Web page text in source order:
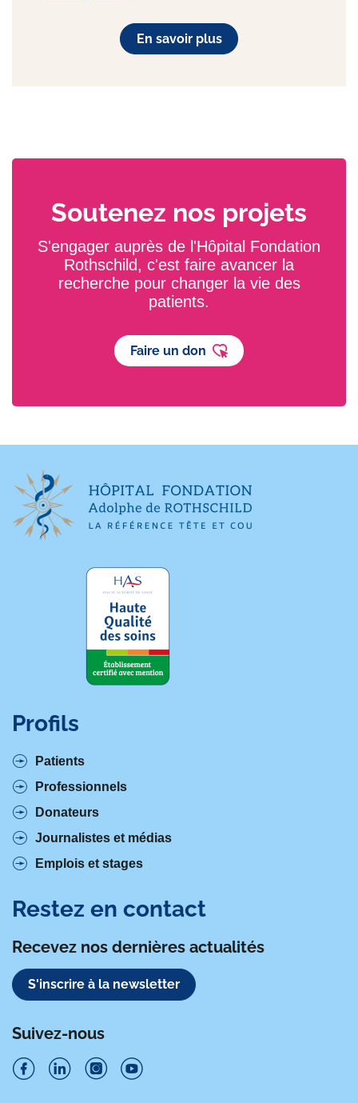
En savoir plus
Soutenez nos projets
S'engager auprès de l'Hôpital Fondation
Rothschild, c'est faire avancer la
recherche pour changer la vie des
patients.
Faire un don
Profils
Patients
Professionnels
Donateurs
Journalistes et médias
Emplois et stages
Restez en contact
Recevez nos dernières actualités
S'inscrire à la newsletter
Suivez-nous